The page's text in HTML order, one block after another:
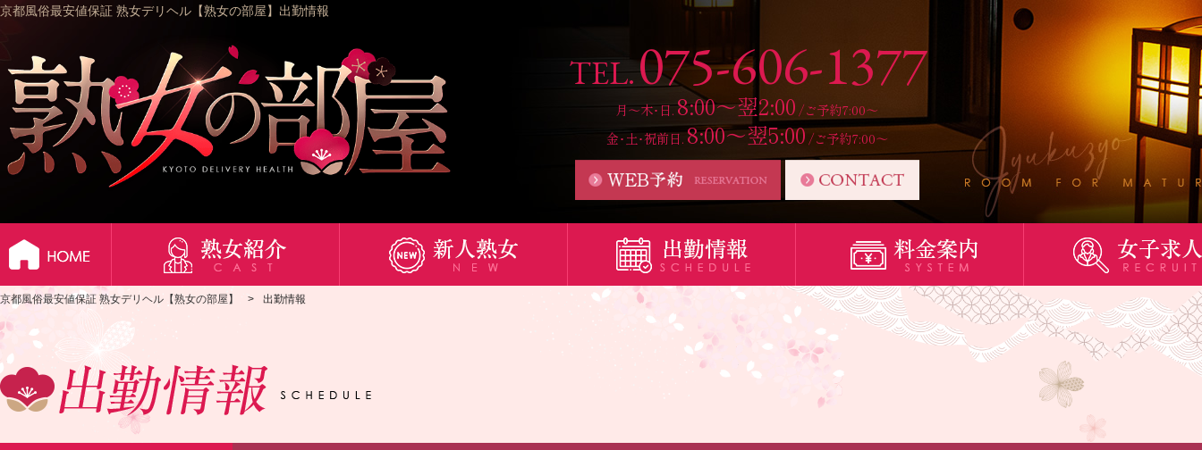
京都風俗最安値保証 熟女デリヘル【熟女の部屋】出勤情報
TEL.075-606-1377
月～木･日.8:00～翌2:00 /ご予約7:00～
金･土･祝前日.8:00～翌5:00 /ご予約7:00～
京都風俗最安値保証 熟女デリヘル【熟女の部屋】 出勤情報